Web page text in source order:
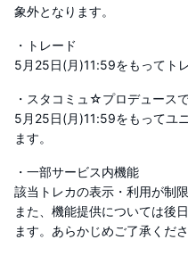
象外となります。
・トレード
5月25日(月)11:59をもってト
・スタコミュ☆プロデュース
5月25日(月)11:59をもってユ
ます。
・一部サービス内機能
該当トレカの表示・利用が制
また、機能提供については後
ます。あらかじめご了承くださ